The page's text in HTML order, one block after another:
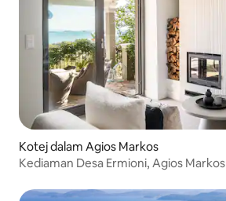
Kotej dalam Agios Markos
Kediaman Desa Ermioni, Agios Markos